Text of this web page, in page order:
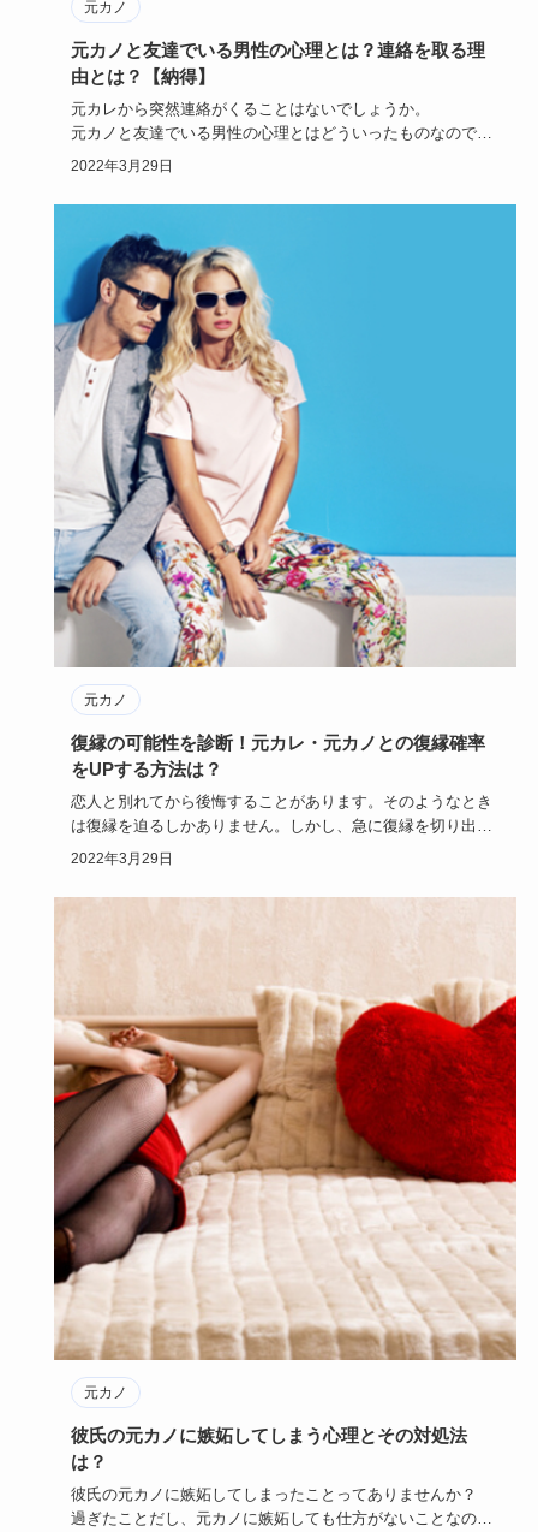
元カノ
元カノと友達でいる男性の心理とは？連絡を取る理
由とは？【納得】
元カレから突然連絡がくることはないでしょうか。
元カノと友達でいる男性の心理とはどういったものなのでし
ょう。
2022年3月29日
元カノ
復縁の可能性を診断！元カレ・元カノとの復縁確率
をUPする方法は？
恋人と別れてから後悔することがあります。そのようなとき
は復縁を迫るしかありません。しかし、急に復縁を切り出し
ても成功する可…
2022年3月29日
元カノ
彼氏の元カノに嫉妬してしまう心理とその対処法
は？
彼氏の元カノに嫉妬してしまったことってありませんか？
過ぎたことだし、元カノに嫉妬しても仕方がないことなの